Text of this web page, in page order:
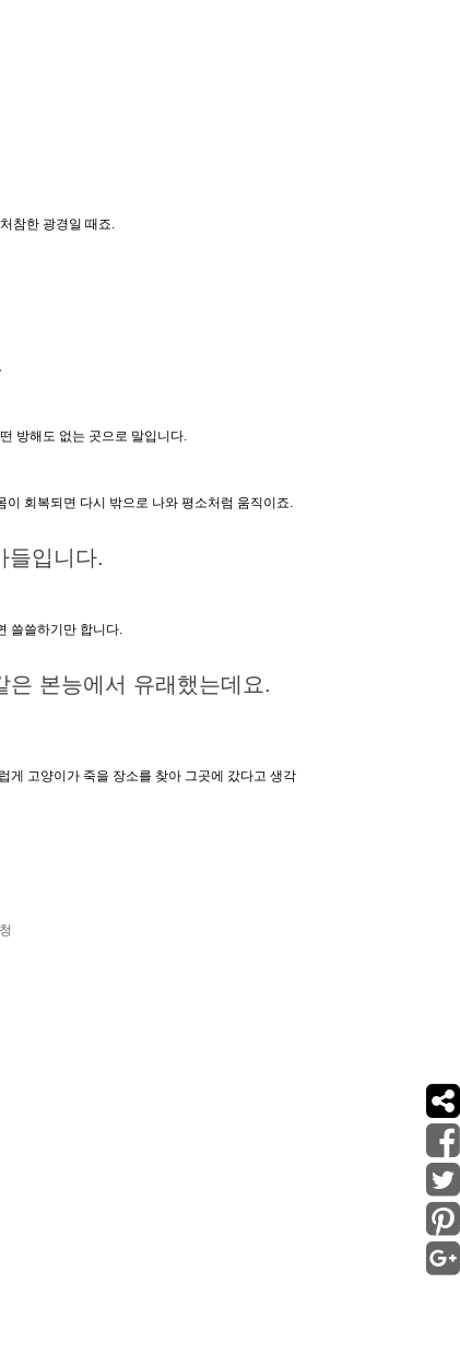
참한 광경일 때죠.
방해도 없는 곳으로 말입니다.
회복되면 다시 밖으로 나와 평소처럼 움직이죠.
들입니다.
쓸쓸하기만 합니다.
은 본능에서 유래했는데요.
게 고양이가 죽을 장소를 찾아 그곳에 갔다고 생각